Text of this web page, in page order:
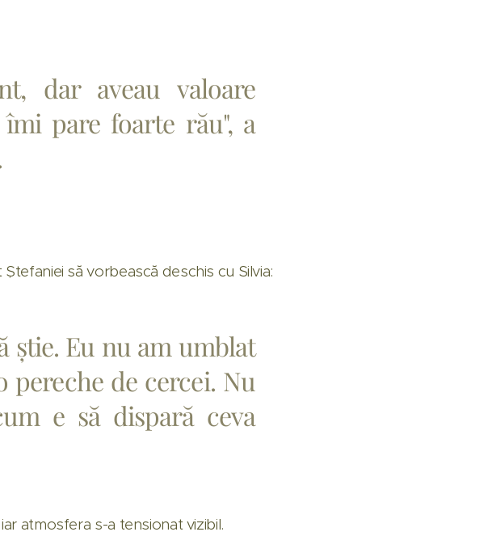
dar aveau valoare
pare foarte rău", a
să vorbească deschis cu Silvia:
știe. Eu nu am umblat
de cercei. Nu
e să dispară ceva
atmosfera s-a tensionat vizibil.